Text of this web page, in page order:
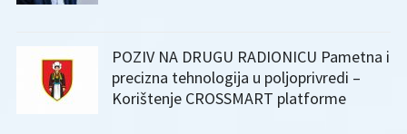
POZIV NA DRUGU RADIONICU Pametna i
precizna tehnologija u poljoprivredi –
Korištenje CROSSMART platforme